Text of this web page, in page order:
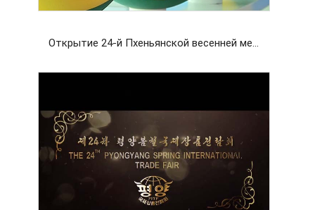
Открытие 24-й Пхеньянской весенней международной выставки-ярмарка